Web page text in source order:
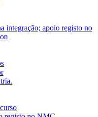
integração; apoio registo no